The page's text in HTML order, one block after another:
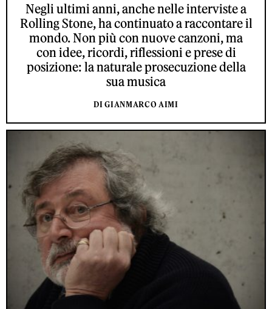
Negli ultimi anni, anche nelle interviste a
Rolling Stone, ha continuato a raccontare il
mondo. Non più con nuove canzoni, ma
con idee, ricordi, riflessioni e prese di
posizione: la naturale prosecuzione della
sua musica
DI GIANMARCO AIMI